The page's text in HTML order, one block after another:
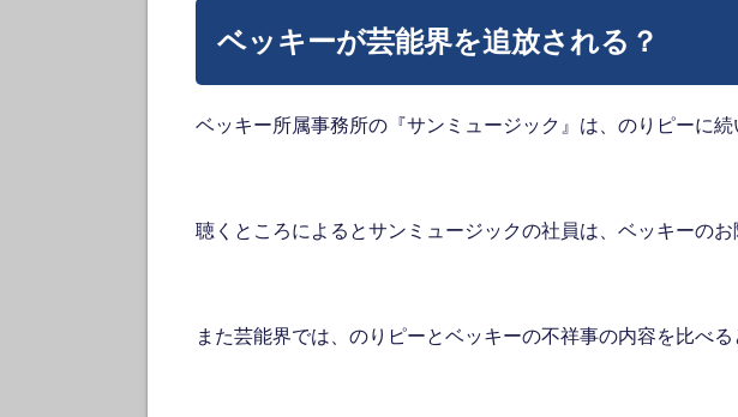
ベッキーが芸能界を追放される？
ベッキー所属事務所の『サンミュージック』は、のりピーに続
聴くところによるとサンミュージックの社員は、ベッキーの
また芸能界では、のりピーとベッキーの不祥事の内容を比べる